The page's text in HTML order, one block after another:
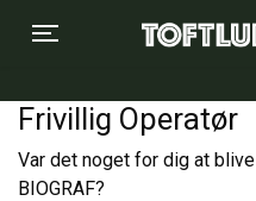
Toggle navigation
Toftlund
Frivillig Operatør
Var det noget for dig at
BIOGRAF?